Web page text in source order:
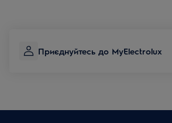
Приєднуйтесь до MyElectrolux